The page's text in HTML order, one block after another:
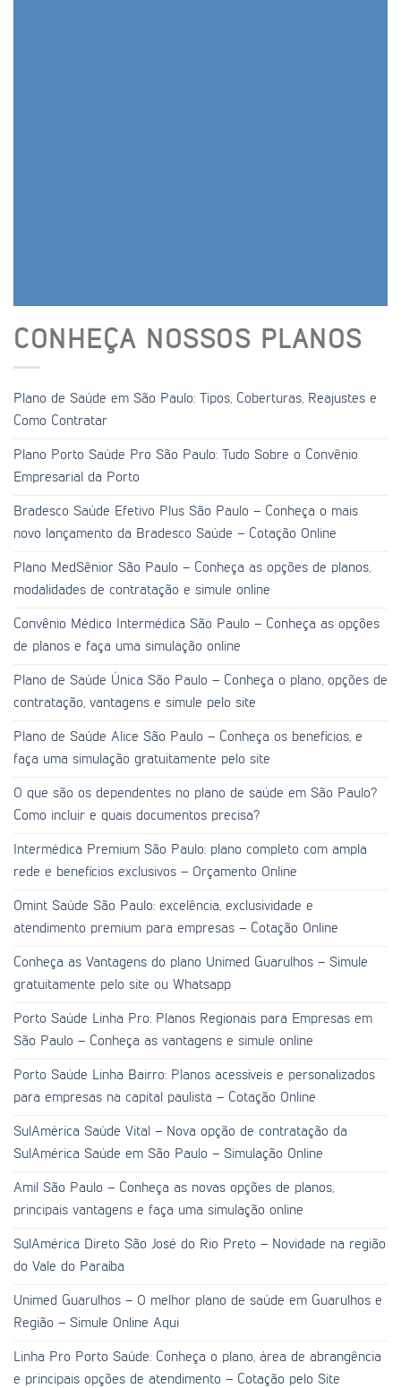
CONHEÇA NOSSOS PLANOS
Plano de Saúde em São Paulo: Tipos, Coberturas, Reajustes e
Como Contratar
Plano Porto Saúde Pro São Paulo: Tudo Sobre o Convênio
Empresarial da Porto
Bradesco Saúde Efetivo Plus São Paulo – Conheça o mais
novo lançamento da Bradesco Saúde – Cotação Online
Plano MedSênior São Paulo – Conheça as opções de planos,
modalidades de contratação e simule online
Convênio Médico Intermédica São Paulo – Conheça as opções
de planos e faça uma simulação online
Plano de Saúde Única São Paulo – Conheça o plano, opções de
contratação, vantagens e simule pelo site
Plano de Saúde Alice São Paulo – Conheça os benefícios, e
faça uma simulação gratuitamente pelo site
O que são os dependentes no plano de saúde em São Paulo?
Como incluir e quais documentos precisa?
Intermédica Premium São Paulo: plano completo com ampla
rede e benefícios exclusivos – Orçamento Online
Omint Saúde São Paulo: excelência, exclusividade e
atendimento premium para empresas – Cotação Online
Conheça as Vantagens do plano Unimed Guarulhos – Simule
gratuitamente pelo site ou Whatsapp
Porto Saúde Linha Pro: Planos Regionais para Empresas em
São Paulo – Conheça as vantagens e simule online
Porto Saúde Linha Bairro: Planos acessíveis e personalizados
para empresas na capital paulista – Cotação Online
SulAmérica Saúde Vital – Nova opção de contratação da
SulAmérica Saúde em São Paulo – Simulação Online
Amil São Paulo – Conheça as novas opções de planos,
principais vantagens e faça uma simulação online
SulAmérica Direto São José do Rio Preto – Novidade na região
do Vale do Paraíba
Unimed Guarulhos – O melhor plano de saúde em Guarulhos e
Região – Simule Online Aqui
Linha Pro Porto Saúde: Conheça o plano, área de abrangência
e principais opções de atendimento – Cotação pelo Site